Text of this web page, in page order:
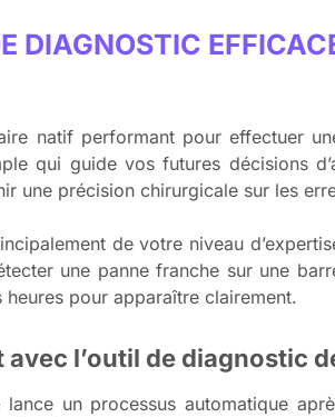
DIAGNOSTIC
natif performant pour effectuer
qui guide vos futures décisions
une précision chirurgicale sur les
de votre niveau
une panne franche sur une
pour apparaître clairement.
avec l’outil de diagnostic
lance un processus automatique